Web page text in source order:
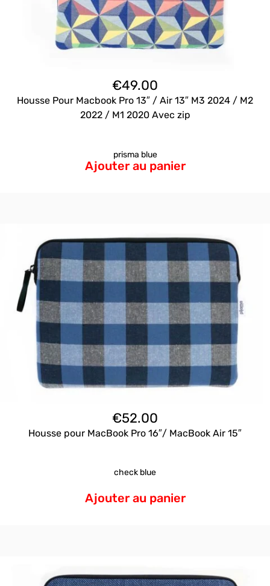
€49.00
Housse Pour Macbook Pro 13″ / Air 13″ M3 2024 / M2
2022 / M1 2020 Avec zip
prisma blue
Ajouter au panier
€52.00
Housse pour MacBook Pro 16″/ MacBook Air 15″
check blue
Ajouter au panier